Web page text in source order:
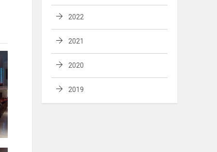
2022
2021
2020
2019